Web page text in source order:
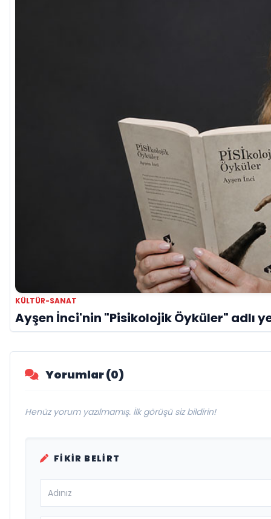
KÜLTÜR-SANAT
Ayşen İnci'nin "Pisikolojik Öyküler" adlı
Yorumlar (0)
Henüz yorum yazılmamış. İlk görüşü siz bildirin!
FIKIR BELIRT